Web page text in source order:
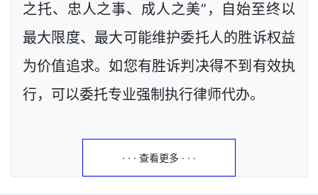
之托、忠人之事、成人之美”，自始至终以
最大限度、最大可能维护委托人的胜诉权益
为价值追求。如您有胜诉判决得不到有效执
行，可以委托专业强制执行律师代办。
· · · 查看更多 · · ·